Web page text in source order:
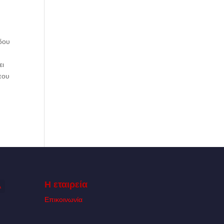
Η εταιρεία
Επικοινωνία